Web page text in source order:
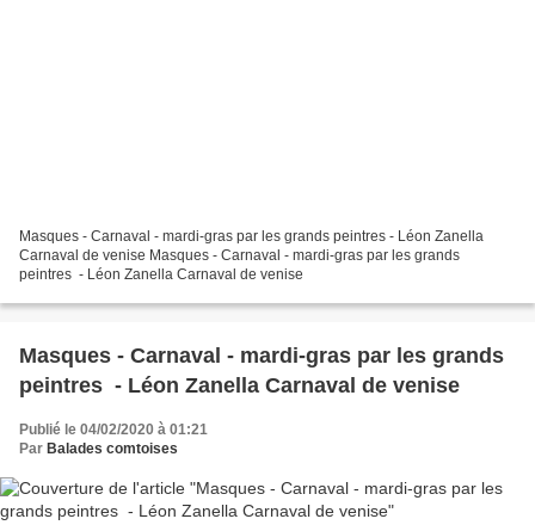
Masques - Carnaval - mardi-gras par les grands peintres - Léon Zanella
Carnaval de venise Masques - Carnaval - mardi-gras par les grands
peintres - Léon Zanella Carnaval de venise
Masques - Carnaval - mardi-gras par les grands
peintres - Léon Zanella Carnaval de venise
Publié le 04/02/2020 à 01:21
Par Balades comtoises